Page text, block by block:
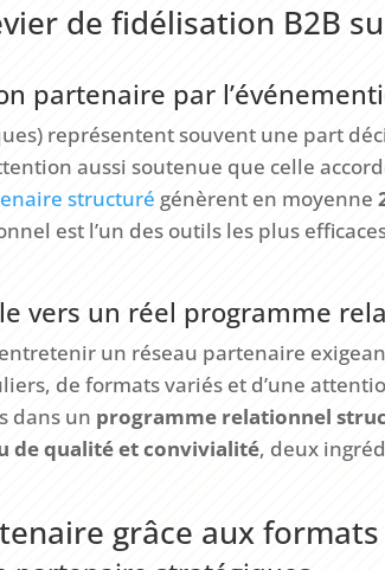
de fidélisation B2B
partenaire par
représentent souvent une part
aussi soutenue que celle
structuré génèrent en moyenne
est l’un des outils les plus
vers un réel programme
un réseau partenaire
de formats variés et d’une
dans un programme relationnel
de qualité et convivialité, deux
grâce aux